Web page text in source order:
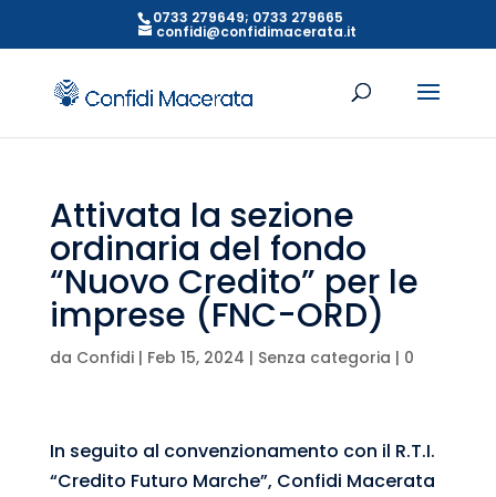
0733 279649; 0733 279665
confidi@confidimacerata.it
Attivata la sezione
ordinaria del fondo
“Nuovo Credito” per le
imprese (FNC-ORD)
da Confidi| Feb 15, 2024 | Senza categoria | 0
In seguito al convenzionamento con il R.T.I.
“Credito Futuro Marche”, Confidi Macerata